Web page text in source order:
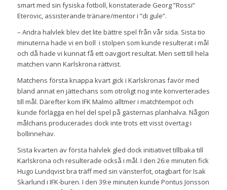
smart med sin fysiska fotboll, konstaterade Georg ”Rossi”
Eterovic, assisterande tränare/mentor i ”di gule”.
– Andra halvlek blev det lite bättre spel från vår sida. Sista tio
minuterna hade vi en boll i stolpen som kunde resulterat i mål
och då hade vi kunnat få ett oavgjort resultat. Men sett till hela
matchen vann Karlskrona rättvist.
Matchens första knappa kvart gick i Karlskronas favör med
bland annat en jättechans som otroligt nog inte konverterades
till mål. Därefter kom IFK Malmö alltmer i matchtempot och
kunde förlägga en hel del spel på gästernas planhalva. Någon
målchans producerades dock inte trots ett visst övertag i
bollinnehav.
Sista kvarten av första halvlek gled dock initiativet tillbaka till
Karlskrona och resulterade också i mål. I den 26:e minuten fick
Hugo Lundqvist bra träff med sin vänsterfot, otagbart för Isak
Skarlund i IFK-buren. I den 39:e minuten kunde Pontus Jonsson